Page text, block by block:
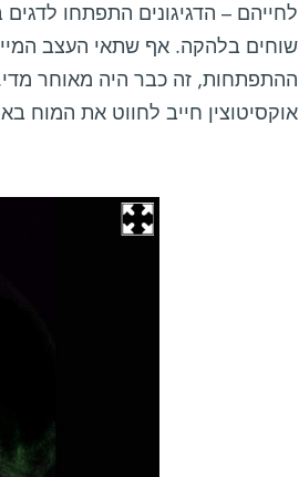
לחייהם – הדגיגונים התפתחו
שוחים בלהקה. אף שתאי העצב
ההתפתחות, זה כבר היה מאוחר
אוקסיטוצין חייב לחווט את המוח